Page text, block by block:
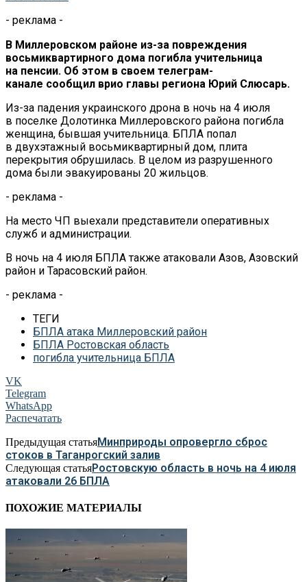
- реклама -
В Миллеровском районе из-за повреждения
восьмиквартирного дома погибла учительница
на пенсии. Об этом в своем телеграм-
канале сообщил врио главы региона Юрий Слюсарь.
Из-за падения украинского дрона в ночь на 4 июля
в поселке Долотинка Миллеровского района погибла
женщина, бывшая учительница. БПЛА попал
в двухэтажный восьмиквартирный дом, плита
перекрытия обрушилась. В целом из разрушенного
дома были эвакуированы 20 жильцов.
- реклама -
На место ЧП выехали представители оперативных
служб и администрации.
В ночь на 4 июля БПЛА также атаковали Азов, Азовский
район и Тарасовский район.
- реклама -
ТЕГИ
БПЛА атака Миллеровский район
БПЛА Ростовская область
погибла учительница БПЛА
VK
Telegram
WhatsApp
Распечатать
Предыдущая статьяМинприроды опровергло сброс
стоков в Таганрогский залив
Следующая статьяРостовскую область в ночь на 4 июля
атаковали 26 БПЛА
ПОХОЖИЕ МАТЕРИАЛЫ